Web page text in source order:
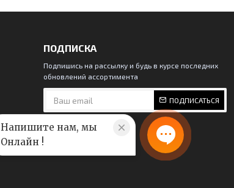
ПОДПИСКА
Подпишись на рассылку и будь в курсе последних
обновлений ассортимента
ПОДПИСАТЬСЯ
Напишите нам, мы
Онлайн !